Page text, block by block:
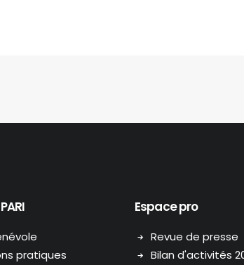
pratiques
Espace pro
Revue de presse
Bilan d'activités